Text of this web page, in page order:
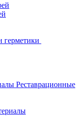
герметики
Реставрационные